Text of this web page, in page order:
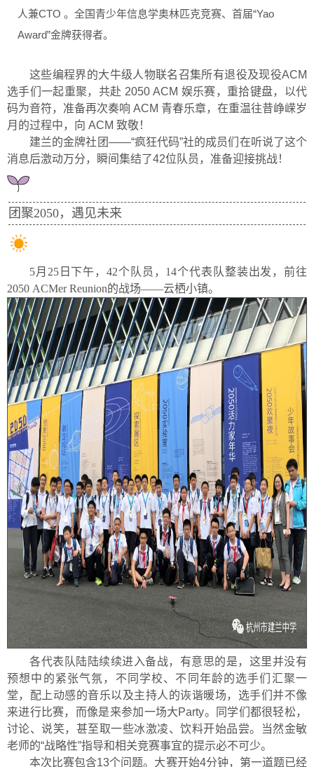
人兼CTO 。全国青少年信息学奥林匹克竞赛、首届“Yao
Award”金牌获得者。
这些编程界的大牛级人物联名召集所有退役及现役ACM
选手们一起重聚，共赴 2050 ACM 娱乐赛，重拾键盘，以代
码为音符，准备再次奏响 ACM 青春乐章，在重温往昔峥嵘岁
月的过程中，向 ACM 致敬！
建兰的金牌社团——“疯狂代码”社的成员们在听说了这个
消息后激动万分，瞬间集结了42位队员，准备迎接挑战！
团聚2050，遇见未来
5月25日下午，42个队员，14个代表队整装出发，前往
2050 ACMer Reunion的战场——云栖小镇。
各代表队陆陆续续进入备战，有意思的是，这里并没有
预想中的紧张气氛，不同学校、不同年龄的选手们汇聚一
堂，配上动感的音乐以及主持人的诙谐暖场，选手们并不像
来进行比赛，而像是来参加一场大Party。同学们都很轻松，
讨论、说笑，甚至取一些冰激凌、饮料开始品尝。当然金敏
老师的“战略性”指导和相关竞赛事宜的提示必不可少。
本次比赛包含13个问题。大赛开始4分钟，第一道题已经